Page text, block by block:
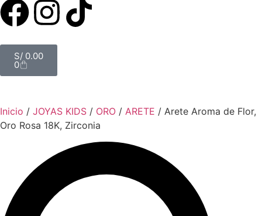
S/ 0.00
0
Inicio / JOYAS KIDS / ORO / ARETE / Arete Aroma de Flor,
Oro Rosa 18K, Zirconia